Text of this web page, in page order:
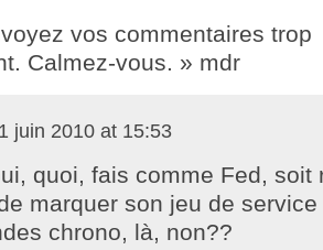
vos commentaires trop
Calmez-vous. » mdr
juin 2010 at 15:53
quoi, fais comme Fed,
marquer son jeu de service
chrono, là, non??